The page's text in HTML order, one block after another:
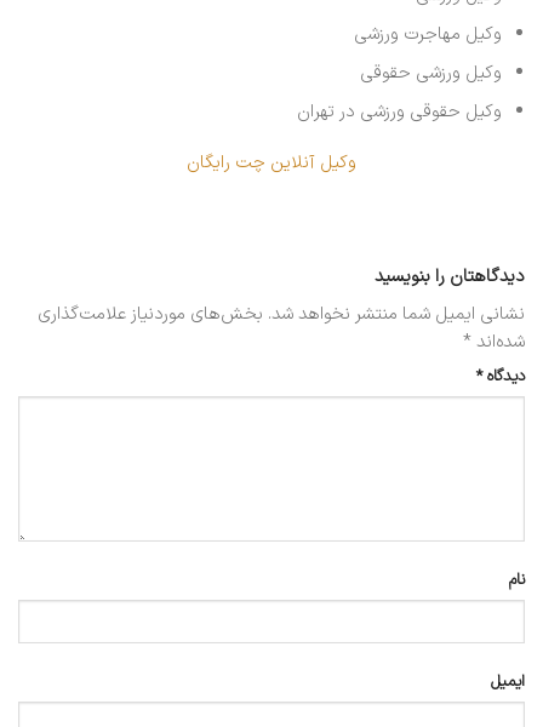
وکیل مهاجرت ورزشی
وکیل ورزشی حقوقی
وکیل حقوقی ورزشی در تهران
وکیل آنلاین چت رایگان
دیدگاهتان را بنویسید
نشانی ایمیل شما منتشر نخواهد شد. بخش‌های موردنیاز علامت‌گذاری
شده‌اند*
دیدگاه*
نام
ایمیل